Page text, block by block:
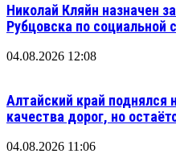
Николай Кляйн назначен
Рубцовска по социальной
04.08.2026 12:08
Алтайский край поднялся
качества дорог, но
04.08.2026 11:06